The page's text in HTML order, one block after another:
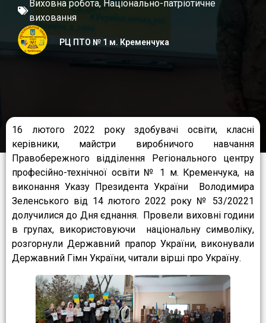
Виховна робота, Національно-патріотичне
виховання
РЦ ПТО № 1 м. Кременчука
16 лютого 2022 року здобувачі освіти, класні
керівники, майстри виробничого навчання
Правобережного відділення Регіонального центру
професійно-технічної освіти № 1 м. Кременчука, на
виконання Указу Президента України Володимира
Зеленського від 14 лютого 2022 року № 53/20221
долучилися до Дня єднання. Провели виховні години
в групах, використовуючи національну символіку,
розгорнули Державний прапор України, виконували
Державний Гімн України, читали вірші про Україну.